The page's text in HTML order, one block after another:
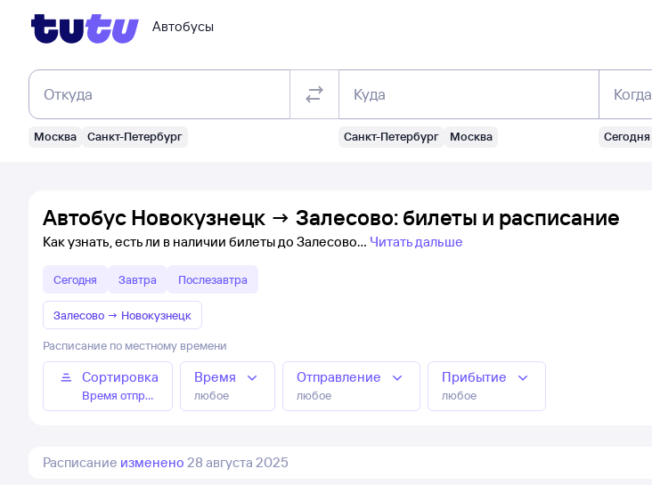
Автобусы
Откуда
Москва Санкт-Петербург
Куда
Санкт-Петербург Москва
Когда
Сегодня
Автобус Новокузнецк → Залесово: билеты и расписание
Как узнать, есть ли в наличии билеты до Залесово Читать дальше
Сегодня Завтра Послезавтра
Залесово → Новокузнецк
Расписание по местному времени
Сортировка
Время отправления
Время
любое
Отправление
любое
Прибытие
любое
Расписание изменено 28 августа 2025